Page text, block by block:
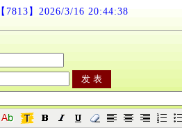
【7813】2026/3/16 20:44:38